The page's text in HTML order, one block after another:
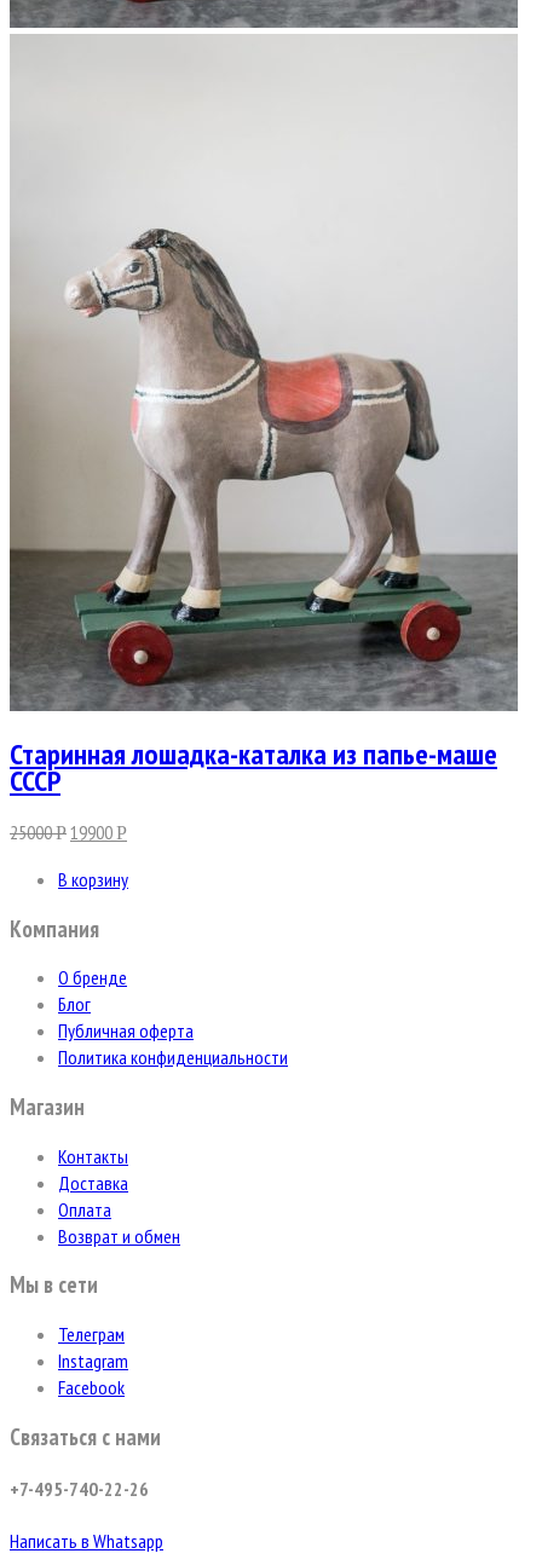
Старинная лошадка-каталка из папье-маше
СССР
25000Р19900Р
В корзину
Компания
О бренде
Блог
Публичная оферта
Политика конфиденциальности
Магазин
Контакты
Доставка
Оплата
Возврат и обмен
Мы в сети
Телеграм
Instagram
Facebook
Связаться с нами
+7-495-740-22-26
Написать в Whatsapp